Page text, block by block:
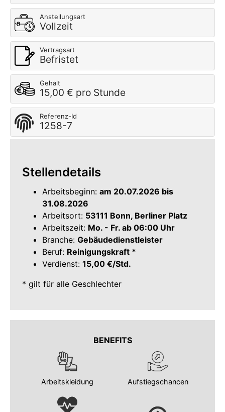
Anstellungsart
Vollzeit
Vertragsart
Befristet
Gehalt
15,00 € pro Stunde
Referenz-Id
1258-7
Stellendetails
Arbeitsbeginn: am 20.07.2026 bis
31.08.2026
Arbeitsort: 53111 Bonn, Berliner Platz
Arbeitszeit: Mo. - Fr. ab 06:00 Uhr
Branche: Gebäudedienstleister
Beruf: Reinigungskraft *
Verdienst: 15,00 €/Std.
* gilt für alle Geschlechter
BENEFITS
Arbeitskleidung Aufstiegschancen